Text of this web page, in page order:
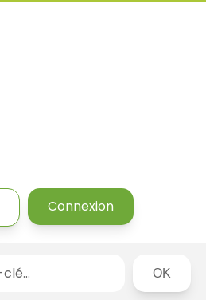
Connexion
Rechercher